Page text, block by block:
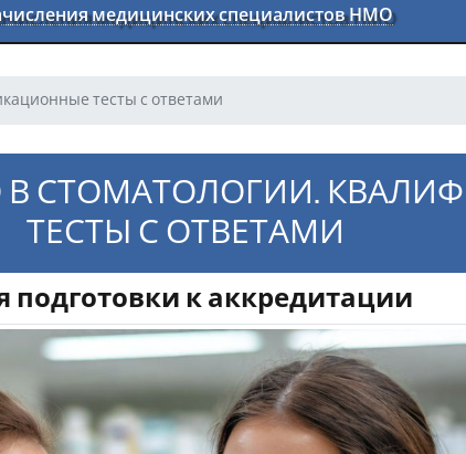
медицинских специалистов НМО
тесты с ответами
В СТОМАТОЛОГИИ.
ТЕСТЫ С ОТВЕТАМИ
подготовки к аккредитации